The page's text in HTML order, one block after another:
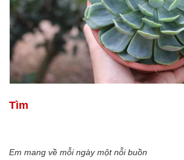
Tìm
Em mang về mỗi ngày một nỗi buồn